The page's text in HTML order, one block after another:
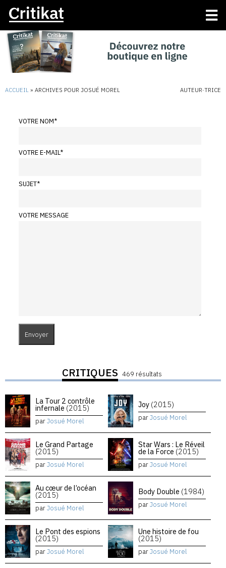
ACCUEIL » ARCHIVES POUR JOSUÉ MOREL AUTEUR·TRICE
VOTRE NOM*
VOTRE E-MAIL*
SUJET*
VOTRE MESSAGE
CRITIQUES 469 résultats
La Tour 2 contrôle
infernale (2015)
parJosué Morel
Joy (2015)
parJosué Morel
Le Grand Partage
(2015)
parJosué Morel
Star Wars : Le Réveil
de la Force (2015)
parJosué Morel
Au cœur de l’océan
(2015)
parJosué Morel
Body Double (1984)
parJosué Morel
Le Pont des espions
(2015)
parJosué Morel
Une histoire de fou
(2015)
parJosué Morel